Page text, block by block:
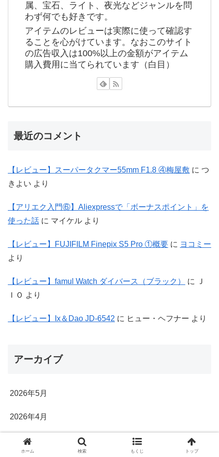
属、宝石、ライト、夜光などジャンルを問
わず何でも好きです。
アイテムのレビューは実際に使って確認す
ることを心がけています。なおこのサイト
の広告収入は100%以上の金額がアイテム
購入費用に当てられています（白目）
最近のコメント
【レビュー】スーパータクマー55mm F1.8 ④梅屋敷 に つ
きよい より
【アリエク入門⑥】Aliexpressで「ボーナスポイント」を
使った話 に マイケル より
【レビュー】FUJIFILM Finepix S5 Pro ①概要 に ヨコミー
より
【レビュー】famul Watch ダイバース（ブラック） に
Ｊ
ＩＯ より
【レビュー】Ix＆Dao JD-6542 に ヒュー・ヘフナー より
アーカイブ
2026年5月
2026年4月
2026年3月
ホーム 検索 もくじ トップ